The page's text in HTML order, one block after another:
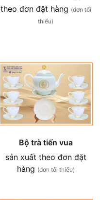
theo đơn đặt hàng (đơn tối
thiểu)
Bộ trà tiến vua
sản xuất theo đơn đặt
hàng (đơn tối thiểu)